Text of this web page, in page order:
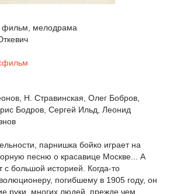
фильм, мелодрама
Н. Стравинская, Олег Бобров,
Бодров, Сергей Ильд, Леонид
парнишка бойко играет на
песню о красавице Москве... А
с большой историей. Когда-то
погибшему в 1905 году, он
руки, многих людей, прежде чем